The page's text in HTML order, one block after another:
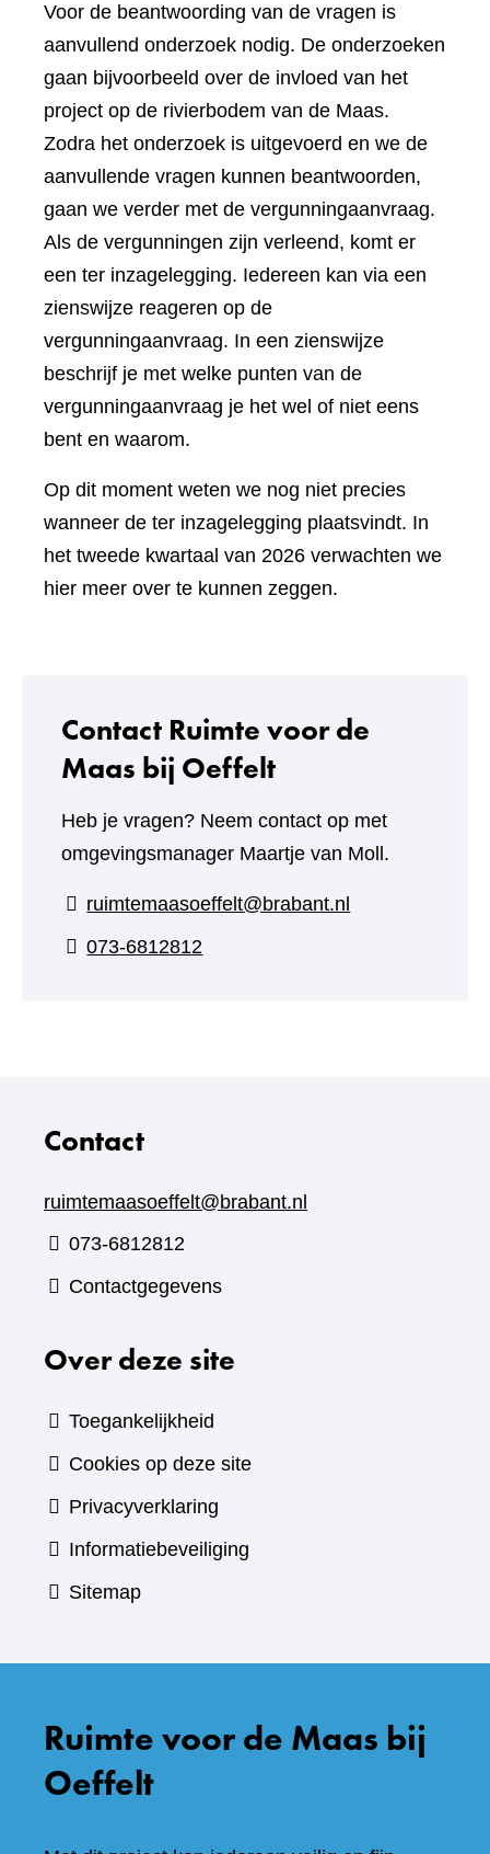
Voor de beantwoording van de vragen is
aanvullend onderzoek nodig. De onderzoeken
gaan bijvoorbeeld over de invloed van het
project op de rivierbodem van de Maas.
Zodra het onderzoek is uitgevoerd en we de
aanvullende vragen kunnen beantwoorden,
gaan we verder met de vergunningaanvraag.
Als de vergunningen zijn verleend, komt er
een ter inzagelegging. Iedereen kan via een
zienswijze reageren op de
vergunningaanvraag. In een zienswijze
beschrijf je met welke punten van de
vergunningaanvraag je het wel of niet eens
bent en waarom.
Op dit moment weten we nog niet precies
wanneer de ter inzagelegging plaatsvindt. In
het tweede kwartaal van 2026 verwachten we
hier meer over te kunnen zeggen.
Contact Ruimte voor de
Maas bij Oeffelt
Heb je vragen? Neem contact op met
omgevingsmanager Maartje van Moll.
ruimtemaasoeffelt@brabant.nl
073-6812812
Contact
ruimtemaasoeffelt@brabant.nl
073-6812812
Contactgegevens
Over deze site
Toegankelijkheid
Cookies op deze site
Privacyverklaring
Informatiebeveiliging
Sitemap
Ruimte voor de Maas bij
Oeffelt